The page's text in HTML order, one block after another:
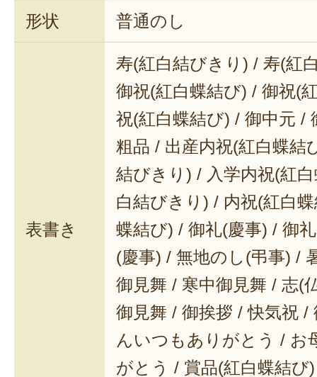
またのご購入お待ち申し上げて
有限会社宮崎商店
代表取締役 宮崎信一
2023年07月03日 / 有
子供時代の新潟県内、鐘を鳴らし
カーで売り歩く人がいて、その素
に「ごっつおぅ」(ご馳走)でした
巻きは、どれもお菓子のように甘
はしませんでした。宮崎商店の昆
時代を思い出させてくれる美味し
を骨まで丸ごと食べられるのも、
して貴重です。
2022年11月01日 /
形状 普通のし
表書き
寿(紅白結びきり) / 寿(紅
御祝(紅白蝶結び) / 御祝(
祝(紅白蝶結び) / 御中元 /
粗品 / 出産内祝(紅白蝶結
結びきり) / 入学内祝(紅
白結びきり) / 内祝(紅白
蝶結び) / 御礼(慶事) / 御
(慶事) / 無地のし(弔事) /
御見舞 / 寒中御見舞 / 志(
御見舞 / 御挨拶 / 快気祝 /
んいつもありがとう / お
がとう / 賞品(紅白蝶結び